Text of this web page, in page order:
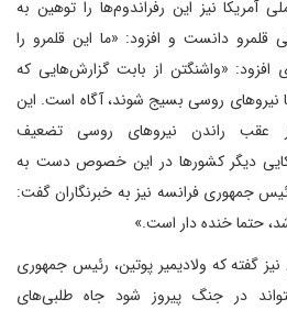
آمریکا نیز این رفراندوم‌ها را توهین به
دانست و افزود: «ما این قلمرو را
افزود: «واشنگتن از بابت گزارش‌هایی که
روسی بسیج شوند، آگاه است. این
در عقب راندن نیروهای روسی تضعیف
دیگر کشورها در این خصوص دست به
جمهوری فرانسه نیز به خبرنگاران گفت:
حتما خنده دار است.»
گفته که ولادیمیر پوتین، رئیس جمهوری
در جنگ پیروز شود جاه طلبی‌های